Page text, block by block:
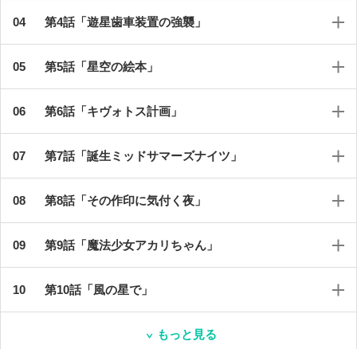
第4話「遊星歯車装置の強襲」
第5話「星空の絵本」
第6話「キヴォトス計画」
第7話「誕生ミッドサマーズナイツ」
第8話「その作印に気付く夜」
第9話「魔法少女アカリちゃん」
第10話「風の星で」
もっと見る